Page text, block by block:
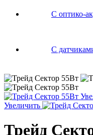
С оптико-
С
Увеличить
Трейд